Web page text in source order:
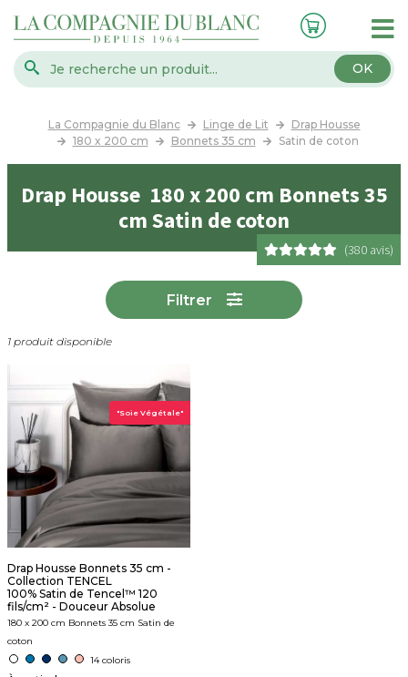
OK
La Compagnie du Blanc Linge de Lit
Drap Housse
180 x 200 cm
Bonnets 35 cm Satin de coton
Drap Housse 180 x 200 cm Bonnets 35
cm Satin de coton
(380 avis)
Filtrer
1 produit disponible
"Soie Végétale"
Drap Housse Bonnets 35 cm -
Collection TENCEL
100% Satin de Tencel™ 120
fils/cm² - Douceur Absolue
180 x 200 cm Bonnets 35 cm Satin de
coton
14 coloris